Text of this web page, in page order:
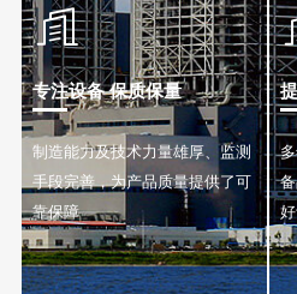

专注设备 保质保量
制造能力及技术力量雄厚、监测
手段完善，为产品质量提供了可
靠保障